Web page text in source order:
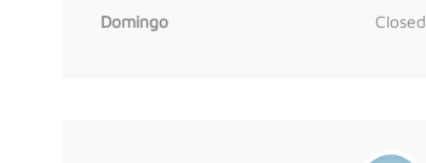
Domingo
Closed